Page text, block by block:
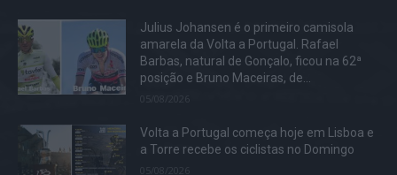
Julius Johansen é o primeiro camisola
amarela da Volta a Portugal. Rafael
Barbas, natural de Gonçalo, ficou na 62ª
posição e Bruno Maceiras, de...
Volta a Portugal começa hoje em Lisboa e
a Torre recebe os ciclistas no Domingo
05/08/2026